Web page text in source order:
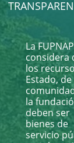
La
considera
los
Estado, de
la
deben ser
bienes de
servicio